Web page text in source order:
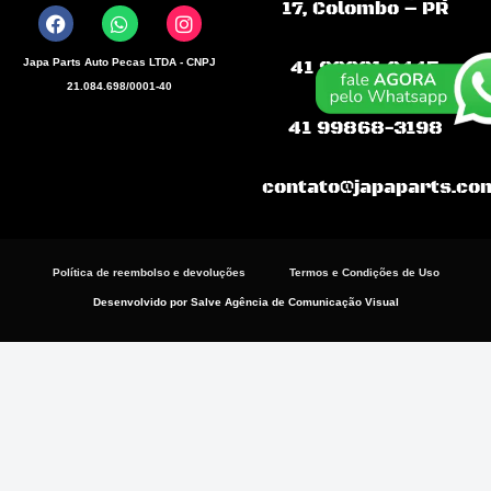
c
e
b
a
t
s
a
s
t
a
Japa Parts Auto Pecas LTDA - CNPJ
21.084.698/0001-40
17, Colombo – PR
41 99681.9445
41 99868-3198
Política de reembolso e devoluções Termos e Condições de Uso
Desenvolvido por Salve Agência de Comunicação Visual